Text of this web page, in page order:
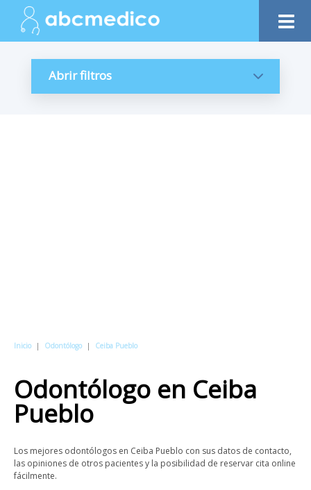
Abrir filtros
Inicio | Odontólogo | Ceiba Pueblo
Odontólogo en Ceiba
Pueblo
Los mejores odontólogos en Ceiba Pueblo con sus datos de contacto,
las opiniones de otros pacientes y la posibilidad de reservar cita online
fácilmente.